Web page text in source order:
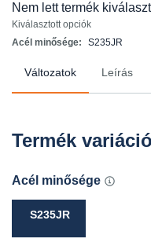
Nem lett termék
Kiválasztott opciók
Acél minősége:
S235JR
Változatok Leírás
Termék
Acél minősége
S235JR